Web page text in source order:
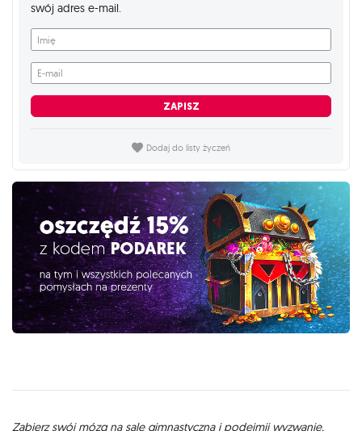
swój adres e-mail.
Imię
E-mail
ZAPISZ
Dodaj do listy życzeń
Zabierz swój mózg na salę gimnastyczną i podejmij wyzwanie,